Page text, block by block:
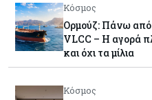
Κόσμος
Ορμούζ: Πάνω από
VLCC – Η αγορά
και όχι τα μίλια
Κόσμος